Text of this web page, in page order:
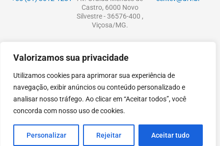
Valorizamos sua privacidade
Utilizamos cookies para aprimorar sua experiência de
navegação, exibir anúncios ou conteúdo personalizado e
analisar nosso tráfego. Ao clicar em “Aceitar todos”, você
concorda com nosso uso de cookies.
Personalizar Rejeitar Aceitar tudo
Castro, 6000 Novo
Silvestre - 36576-400 ,
Viçosa/MG.
tecnoPARQ © 2021 porDigital
Pixel